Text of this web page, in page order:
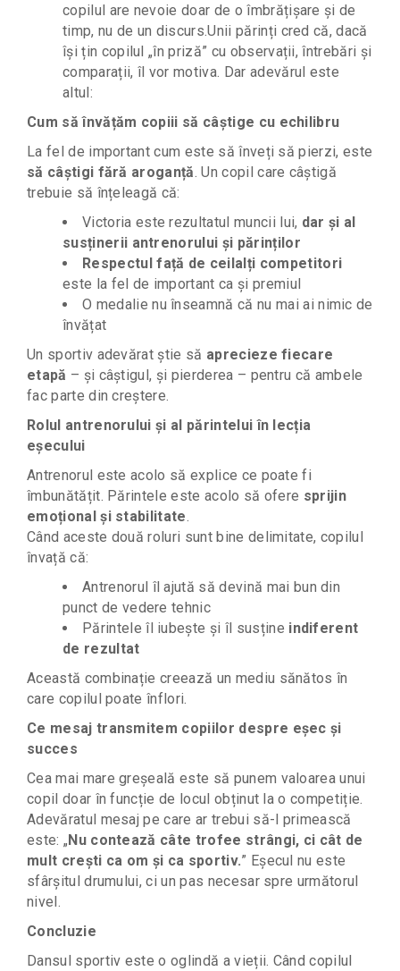
copilul are nevoie doar de o îmbrățișare și de
timp, nu de un discurs.Unii părinți cred că, dacă
își țin copilul „în priză” cu observații, întrebări și
comparații, îl vor motiva. Dar adevărul este
altul:
Cum să învățăm copiii să câștige cu echilibru
La fel de important cum este să înveți să pierzi, este
să câștigi fără aroganță. Un copil care câștigă
trebuie să înțeleagă că:
Victoria este rezultatul muncii lui, dar și al
susținerii antrenorului și părinților
Respectul față de ceilalți competitori
este la fel de important ca și premiul
O medalie nu înseamnă că nu mai ai nimic de
învățat
Un sportiv adevărat știe să aprecieze fiecare
etapă – și câștigul, și pierderea – pentru că ambele
fac parte din creștere.
Rolul antrenorului și al părintelui în lecția
eșecului
Antrenorul este acolo să explice ce poate fi
îmbunătățit. Părintele este acolo să ofere sprijin
emoțional și stabilitate.
Când aceste două roluri sunt bine delimitate, copilul
învață că:
Antrenorul îl ajută să devină mai bun din
punct de vedere tehnic
Părintele îl iubește și îl susține indiferent
de rezultat
Această combinație creează un mediu sănătos în
care copilul poate înflori.
Ce mesaj transmitem copiilor despre eșec și
succes
Cea mai mare greșeală este să punem valoarea unui
copil doar în funcție de locul obținut la o competiție.
Adevăratul mesaj pe care ar trebui să-l primească
este: „Nu contează câte trofee strângi, ci cât de
mult crești ca om și ca sportiv.” Eșecul nu este
sfârșitul drumului, ci un pas necesar spre următorul
nivel.
Concluzie
Dansul sportiv este o oglindă a vieții. Când copilul